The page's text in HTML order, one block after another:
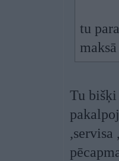
tu
Tu bišķi